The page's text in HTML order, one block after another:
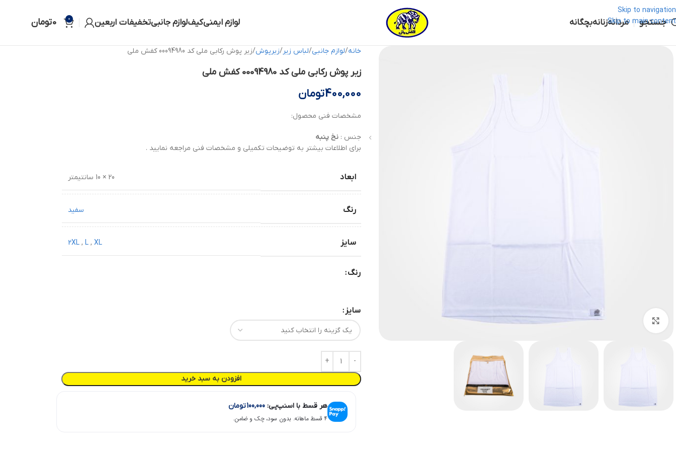
Skip to navigation
Skip to main content
جستجو مردانهزنانهبچگانه لوازم ایمنیکیفلوازم جانبیتخفیفات اربعین 0
0تومان
بزرگنمایی تصویر
خانه لوازم جانبی لباس زیر زیرپوش زیر پوش رکابی ملی کد 00094980 کفش ملی
زیر پوش رکابی ملی کد 00094980 کفش ملی
400,000تومان
مشخصات فنی محصول:
جنس : نخ پنبه
برای اطلاعات بیشتر به توضیحات تکمیلی و مشخصات فنی مراجعه نمایید .
ابعاد 20 × 10 سانتیمتر
رنگ سفید
سایز 2XL ,L ,XL
رنگ
سایز
افزودن به سبد خرید
هر قسط با اسنپ‌پی: 100,000تومان
۴ قسط ماهانه. بدون سود، چک و ضامن.